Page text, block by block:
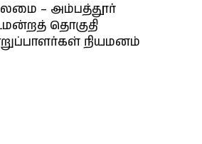
– அம்பத்தூர்
தொகுதி
நியமனம்